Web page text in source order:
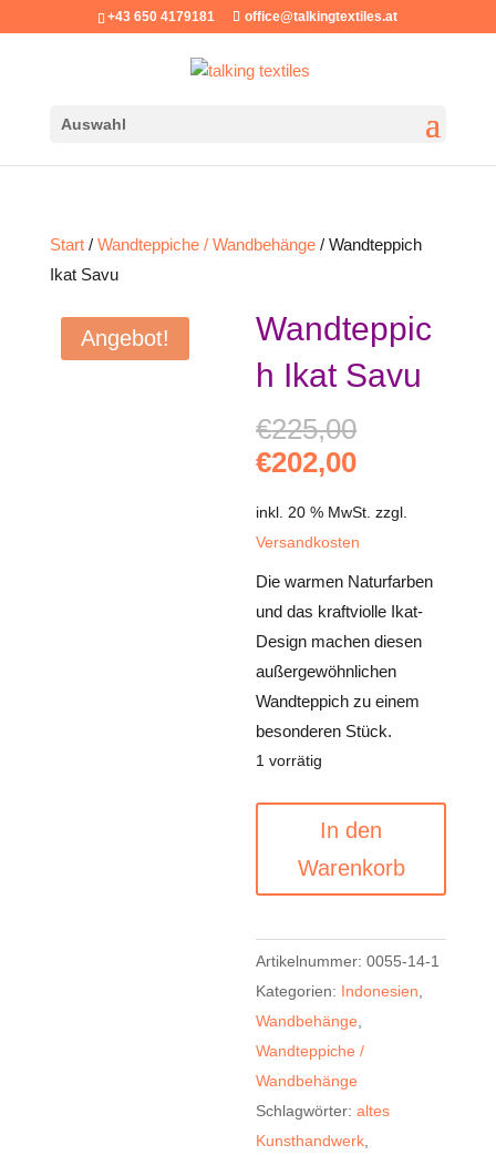
+43 650 4179181 office@talkingtextiles.at
Auswahl
Start/ Wandteppiche / Wandbehänge/ Wandteppich
Ikat Savu
Angebot!
Wandteppic
h Ikat Savu
€225,00
€225,00
€202,00Aktueller
ist:
€202,00.
inkl. 20 % MwSt. zzgl.
Versandkosten
Die warmen Naturfarben
und das kraftviolle Ikat-
Design machen diesen
außergewöhnlichen
Wandteppich zu einem
besonderen Stück.
1 vorrätig
In den
Warenkorb
Artikelnummer:0055-14-1
Kategorien: Indonesien
Wandbehänge
Wandteppiche /
Wandbehänge
Schlagwörter:altes
Kunsthandwerk